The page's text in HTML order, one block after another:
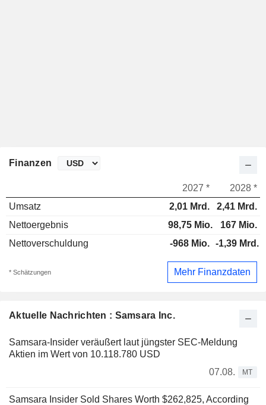
Aktuelle Nachrichten : Samsara Inc.
Samsara-Insider veräußert laut jüngster SEC-Meldung
Aktien im Wert von 10.118.780 USD
07.08.
MT
Samsara Insider Sold Shares Worth $262,825, According
Finanzen
2027 *
2028 *
Umsatz
2,01 Mrd.
2,41 Mrd.
Nettoergebnis
98,75 Mio.
167 Mio.
Nettoverschuldung
-968 Mio. -1,39 Mrd.
* Schätzungen Mehr Finanzdaten